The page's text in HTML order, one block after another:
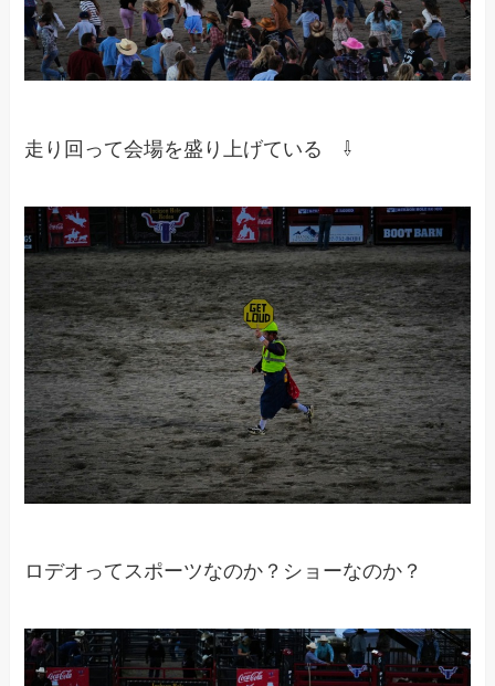
走り回って会場を盛り上げている ⇩
ロデオってスポーツなのか？ショーなのか？